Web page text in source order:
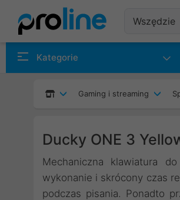
Kategorie
Gaming i streaming
Ducky ONE 3
Mechaniczna klawiatura
wykonanie i skrócony czas
podczas pisania. Ponadto